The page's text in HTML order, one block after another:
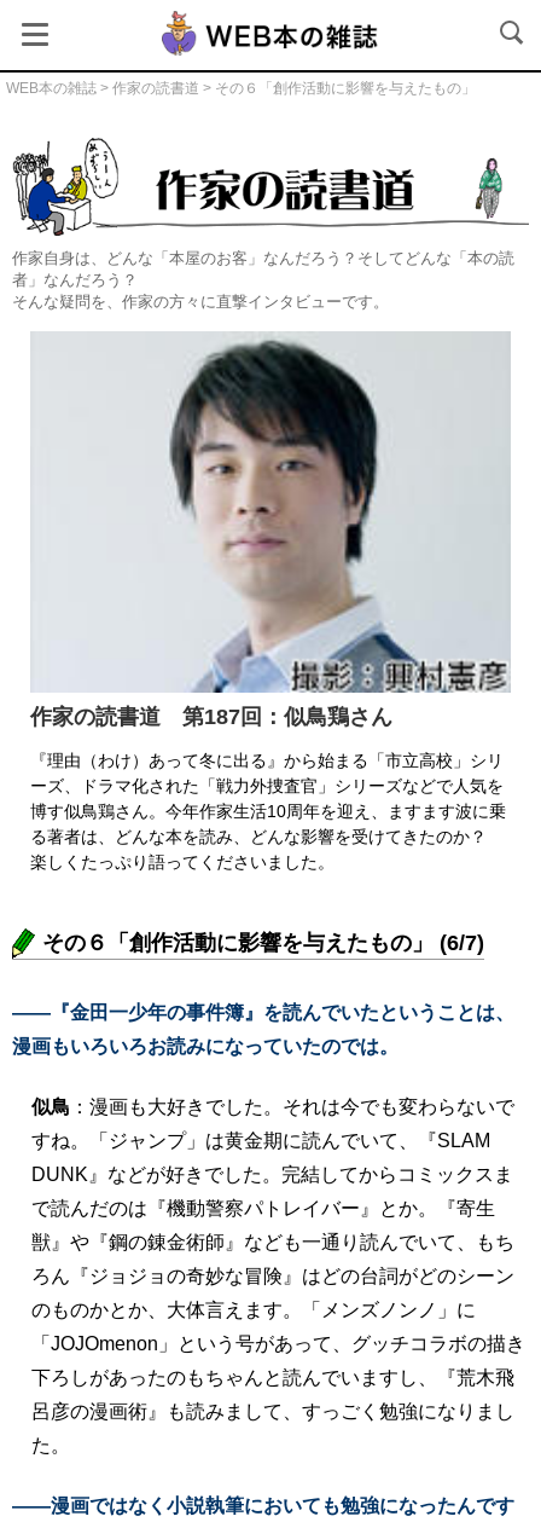
WEB本の雑誌 > 作家の読書道 > その６「創作活動に影響を与えたもの」
作家の読書道本文
作家自身は、どんな「本屋のお客」なんだろう？そしてどんな「本の読
者」なんだろう？
そんな疑問を、作家の方々に直撃インタビューです。
作家の読書道 第187回：似鳥鶏さん
『理由（わけ）あって冬に出る』から始まる「市立高校」シリ
ーズ、ドラマ化された「戦力外捜査官」シリーズなどで人気を
博す似鳥鶏さん。今年作家生活10周年を迎え、ますます波に乗
る著者は、どんな本を読み、どんな影響を受けてきたのか？
楽しくたっぷり語ってくださいました。
その６「創作活動に影響を与えたもの」 (6/7)
――『金田一少年の事件簿』を読んでいたということは、
漫画もいろいろお読みになっていたのでは。
似鳥 ：漫画も大好きでした。それは今でも変わらないで
すね。「ジャンプ」は黄金期に読んでいて、『SLAM
DUNK』などが好きでした。完結してからコミックスま
で読んだのは『機動警察パトレイバー』とか。『寄生
獣』や『鋼の錬金術師』なども一通り読んでいて、もち
ろん『ジョジョの奇妙な冒険』はどの台詞がどのシーン
のものかとか、大体言えます。「メンズノンノ」に
「JOJOmenon」という号があって、グッチコラボの描き
下ろしがあったのもちゃんと読んでいますし、『荒木飛
呂彦の漫画術』も読みまして、すっごく勉強になりまし
た。
――漫画ではなく小説執筆においても勉強になったんです